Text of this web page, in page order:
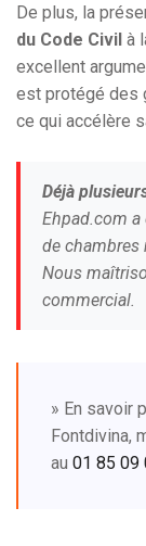
De plus, la
du Code Civil à
excellent
est protégé des
ce qui accélère
Déjà
Ehpad.com a
de chambres
Nous
commercial.
» En savoir
Fontdivina,
au 01 85 09